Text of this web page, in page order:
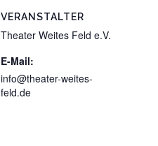
VERANSTALTER
Theater Weites Feld e.V.
E-Mail:
info@theater-weites-
feld.de